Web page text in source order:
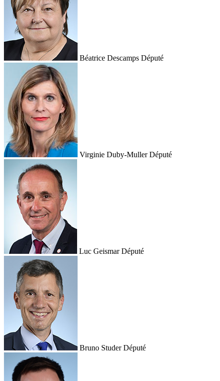
Béatrice Descamps Député
Virginie Duby-Muller Député
Luc Geismar Député
Bruno Studer Député